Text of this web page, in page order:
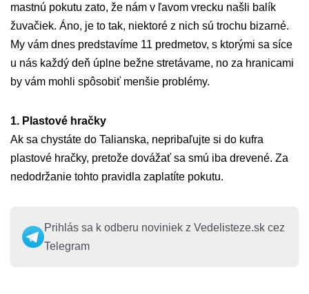
mastnú pokutu zato, že nám v ľavom vrecku našli balík
žuvačiek. Áno, je to tak, niektoré z nich sú trochu bizarné.
My vám dnes predstavíme 11 predmetov, s ktorými sa síce
u nás každý deň úplne bežne stretávame, no za hranicami
by vám mohli spôsobiť menšie problémy.
1. Plastové hračky
Ak sa chystáte do Talianska, nepribaľujte si do kufra
plastové hračky, pretože dovážať sa smú iba drevené. Za
nedodržanie tohto pravidla zaplatíte pokutu.
Prihlás sa k odberu noviniek z Vedelisteze.sk cez
Telegram